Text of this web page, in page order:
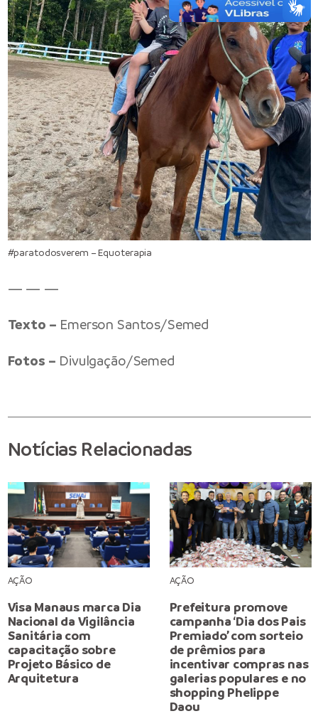
#paratodosverem – Equoterapia
— — —
Texto – Emerson Santos/Semed
Fotos – Divulgação/Semed
Notícias Relacionadas
AÇÃO
Visa Manaus marca Dia
Nacional da Vigilância
Sanitária com
capacitação sobre
Projeto Básico de
Arquitetura
AÇÃO
Prefeitura promove
campanha ‘Dia dos Pais
Premiado’ com sorteio
de prêmios para
incentivar compras nas
galerias populares e no
shopping Phelippe
Daou